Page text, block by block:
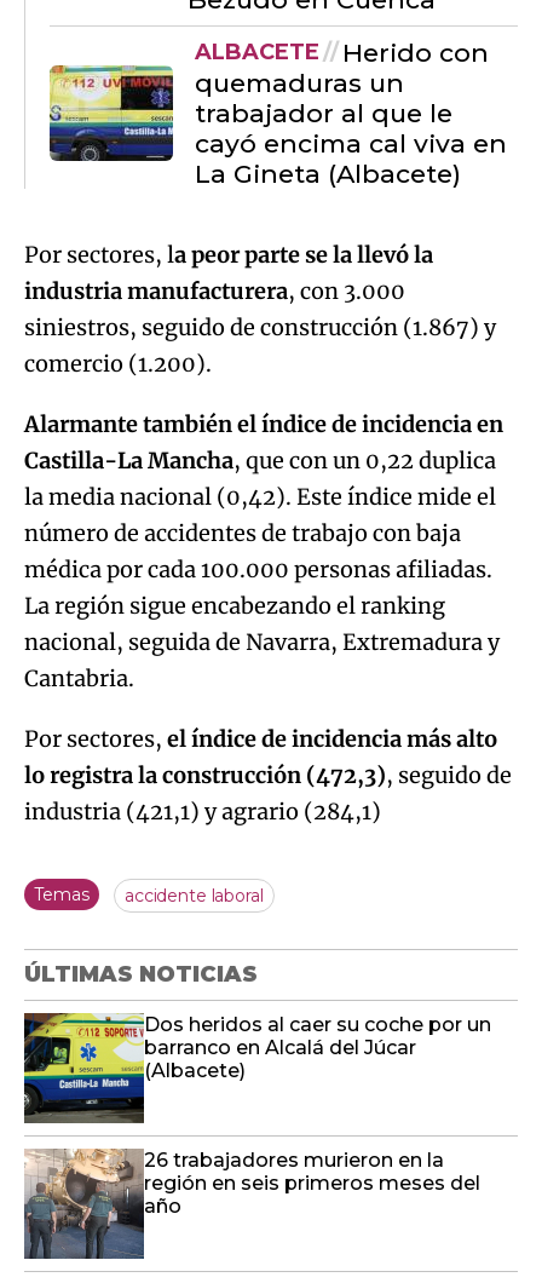
ALBACETE
Herido con
quemaduras un
trabajador al que le
cayó encima cal viva en
La Gineta (Albacete)
Por sectores, la peor parte se la llevó la
industria manufacturera, con 3.000
siniestros, seguido de construcción (1.867) y
comercio (1.200).
Alarmante también el índice de incidencia en
Castilla-La Mancha, que con un 0,22 duplica
la media nacional (0,42). Este índice mide el
número de accidentes de trabajo con baja
médica por cada 100.000 personas afiliadas.
La región sigue encabezando el ranking
nacional, seguida de Navarra, Extremadura y
Cantabria.
Por sectores, el índice de incidencia más alto
lo registra la construcción (472,3), seguido de
industria (421,1) y agrario (284,1)
Temas accidente laboral
ÚLTIMAS NOTICIAS
Dos heridos al caer su coche por un
barranco en Alcalá del Júcar
(Albacete)
26 trabajadores murieron en la
región en seis primeros meses del
año